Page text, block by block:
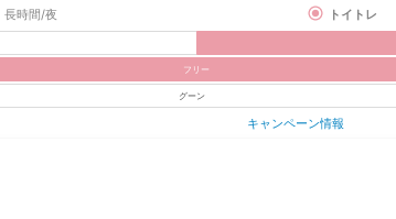
長時間/夜 トイトレ
フリー
グーン
キャンペーン情報